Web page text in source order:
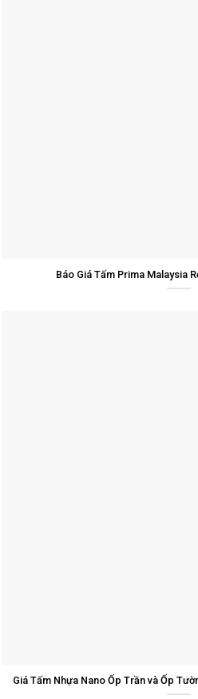
Báo Giá Tấm Prima Malaysia
Giá Tấm Nhựa Nano Ốp Trần và Ốp